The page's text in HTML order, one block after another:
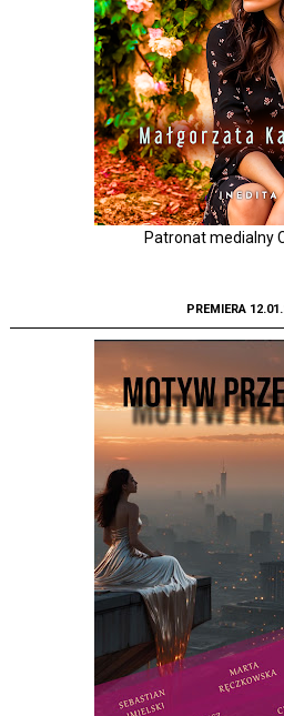
Patronat medialny
PREMIERA